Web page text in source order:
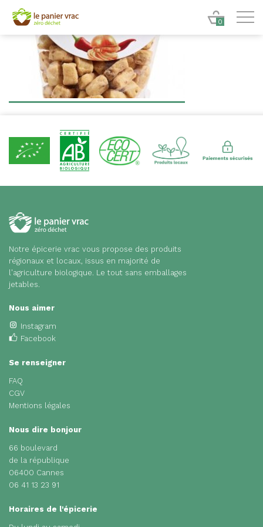
0
Notre épicerie vrac vous propose des produits
régionaux et locaux, issus en majorité de
l'agriculture biologique. Le tout sans emballages
jetables.
Nous aimer
Instagram
Facebook
Se renseigner
FAQ
CGV
Mentions légales
Nous dire bonjour
66 boulevard
de la république
06400 Cannes
06 41 13 23 91
Horaires de l'épicerie